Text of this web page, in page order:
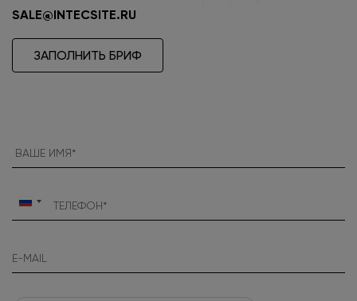
SALE@INTECSITE.RU
ЗАПОЛНИТЬ БРИФ
Россия